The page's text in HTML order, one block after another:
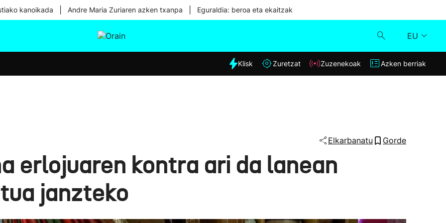
kanoikada Andre Maria Zuriaren azken txanpa Eguraldia: beroa eta ekaitzak
EU
Eguraldia
Klisk
Klisk Zuretzat Zuzenekoak Azken berriak
Elkarbanatu Gorde
erlojuaren kontra ari da lanean
janzteko